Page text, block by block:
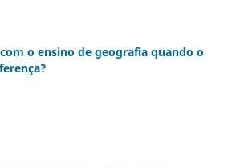
o ensino de geografia quando o